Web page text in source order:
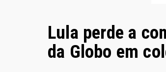
Lula perde a
da Globo em